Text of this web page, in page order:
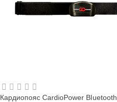
Кардиопояс CardioPower Bluetooth